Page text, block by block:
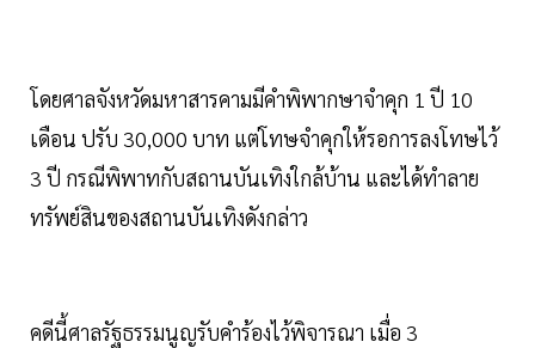
โดยศาลจังหวัดมหาสารคามมีคำพิพากษาจำคุก 1 ปี 10
เดือน ปรับ 30,000 บาท แต่โทษจำคุกให้รอการลงโทษไว้
3 ปี กรณีพิพาทกับสถานบันเทิงใกล้บ้าน และได้ทำลาย
ทรัพย์สินของสถานบันเทิงดังกล่าว
คดีนี้ศาลรัฐธรรมนูญรับคำร้องไว้พิจารณา เมื่อ 3